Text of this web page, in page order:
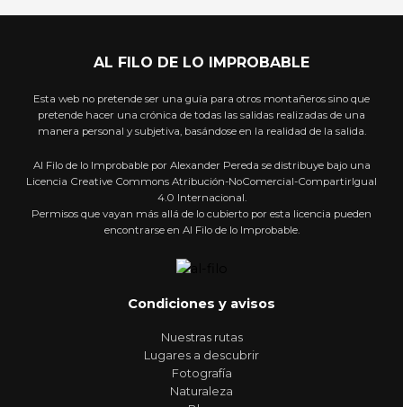
AL FILO DE LO IMPROBABLE
Esta web no pretende ser una guía para otros montañeros sino que
pretende hacer una crónica de todas las salidas realizadas de una
manera personal y subjetiva, basándose en la realidad de la salida.
Al Filo de lo Improbable por Alexander Pereda se distribuye bajo una
Licencia Creative Commons Atribución-NoComercial-CompartirIgual
4.0 Internacional.
Permisos que vayan más allá de lo cubierto por esta licencia pueden
encontrarse en Al Filo de lo Improbable.
Condiciones y avisos
Nuestras rutas
Lugares a descubrir
Fotografía
Naturaleza